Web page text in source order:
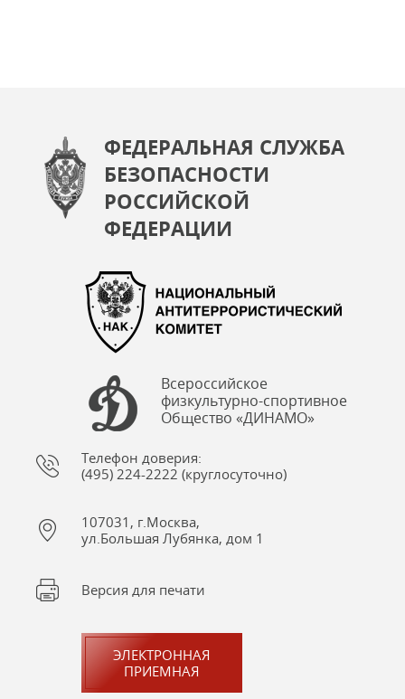
ФЕДЕРАЛЬНАЯ СЛУЖБА
БЕЗОПАСНОСТИ
РОССИЙСКОЙ
ФЕДЕРАЦИИ
Всероссийское
физкультурно-спортивное
Общество «ДИНАМО»
Телефон доверия:
(495) 224-2222 (круглосуточно)
107031, г.Москва,
ул.Большая Лубянка, дом 1
Версия для печати
ЭЛЕКТРОННАЯ
ПРИЕМНАЯ